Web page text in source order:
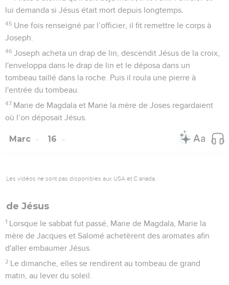
lui demanda si Jésus était mort depuis longtemps.
45 Une fois renseigné par l’officier, il fit remettre le corps à
Joseph.
46 Joseph acheta un drap de lin, descendit Jésus de la croix,
l'enveloppa dans le drap de lin et le déposa dans un
tombeau taillé dans la roche. Puis il roula une pierre à
l'entrée du tombeau.
47 Marie de Magdala et Marie la mère de Joses regardaient
où l’on déposait Jésus.
Marc 16
Les vidéos ne sont pas disponibles aux USA et C anada.
de Jésus
1 Lorsque le sabbat fut passé, Marie de Magdala, Marie la
mère de Jacques et Salomé achetèrent des aromates afin
d'aller embaumer Jésus.
2 Le dimanche, elles se rendirent au tombeau de grand
matin, au lever du soleil.